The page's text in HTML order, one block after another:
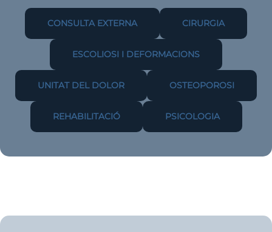
CONSULTA EXTERNA CIRURGIA
ESCOLIOSI I DEFORMACIONS
UNITAT DEL DOLOR OSTEOPOROSI
REHABILITACIÓ PSICOLOGIA